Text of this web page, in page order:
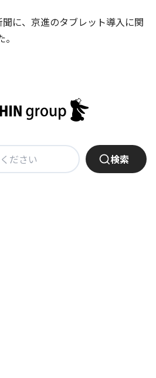
ム
指して
シー
Ltd. All rights reserved.
に、京進のタブレット導入に関
検索